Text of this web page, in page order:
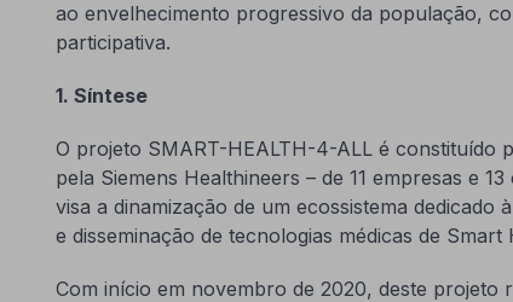
ao envelhecimento progressivo da população,
participativa.
1. Síntese
O projeto SMART-HEALTH-4-ALL é constituído
pela Siemens Healthineers – de 11 empresas e
visa a dinamização de um ecossistema
e disseminação de tecnologias médicas de
Com início em novembro de 2020, deste